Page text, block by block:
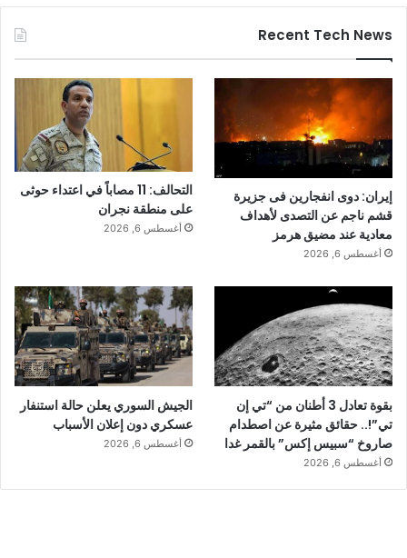
Recent Tech News
إيران: دوى انفجارين فى جزيرة
قشم ناجم عن التصدى لأهداف
معادية عند مضيق هرمز
أغسطس 6, 2026
التحالف: 11 مصاباً في اعتداء حوثى
على منطقة نجران
أغسطس 6, 2026
بقوة تعادل 3 أطنان من “تي إن
تي”!.. حقائق مثيرة عن اصطدام
صاروخ “سبيس إكس” بالقمر غدا
أغسطس 6, 2026
الجيش السوري يعلن حالة استنفار
عسكري دون إعلان الأسباب
أغسطس 6, 2026